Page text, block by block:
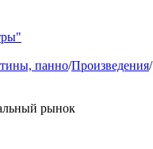
панно/Произведения/
рынок